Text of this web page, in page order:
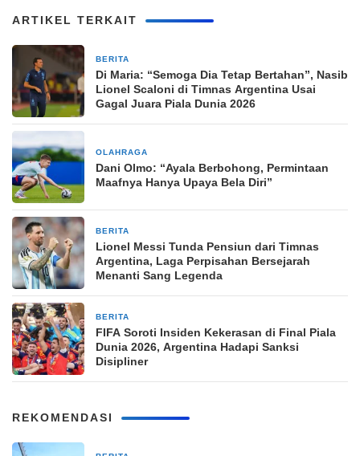
ARTIKEL TERKAIT
BERITA
Di Maria: “Semoga Dia Tetap Bertahan”, Nasib
Lionel Scaloni di Timnas Argentina Usai
Gagal Juara Piala Dunia 2026
OLAHRAGA
Dani Olmo: “Ayala Berbohong, Permintaan
Maafnya Hanya Upaya Bela Diri”
BERITA
Lionel Messi Tunda Pensiun dari Timnas
Argentina, Laga Perpisahan Bersejarah
Menanti Sang Legenda
BERITA
FIFA Soroti Insiden Kekerasan di Final Piala
Dunia 2026, Argentina Hadapi Sanksi
Disipliner
REKOMENDASI